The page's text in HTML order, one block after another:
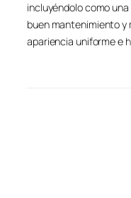
incluyéndolo como
buen mantenimiento y
apariencia uniforme e